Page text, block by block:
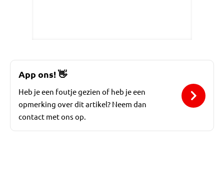
App ons!👋
Heb je een foutje gezien of heb je een
opmerking over dit artikel? Neem dan
contact met ons op.